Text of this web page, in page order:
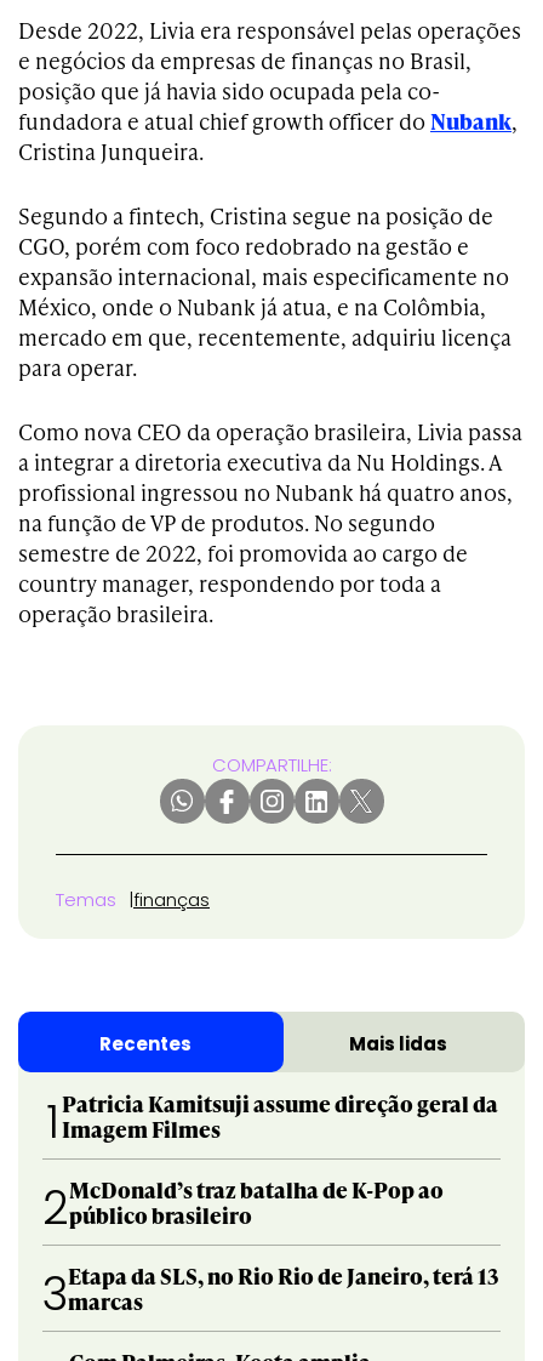
Desde 2022, Livia era responsável pelas operações
e negócios da empresas de finanças no Brasil,
posição que já havia sido ocupada pela co-
fundadora e atual chief growth officer do Nubank,
Cristina Junqueira.
Segundo a fintech, Cristina segue na posição de
CGO, porém com foco redobrado na gestão e
expansão internacional, mais especificamente no
México, onde o Nubank já atua, e na Colômbia,
mercado em que, recentemente, adquiriu licença
para operar.
Como nova CEO da operação brasileira, Livia passa
a integrar a diretoria executiva da Nu Holdings. A
profissional ingressou no Nubank há quatro anos,
na função de VP de produtos. No segundo
semestre de 2022, foi promovida ao cargo de
country manager, respondendo por toda a
operação brasileira.
COMPARTILHE:
Temas finanças
Recentes Mais lidas
1 Patricia Kamitsuji assume direção geral da
Imagem Filmes
2McDonald’s traz batalha de K-Pop ao
público brasileiro
3Etapa da SLS, no Rio Rio de Janeiro, terá 13
marcas